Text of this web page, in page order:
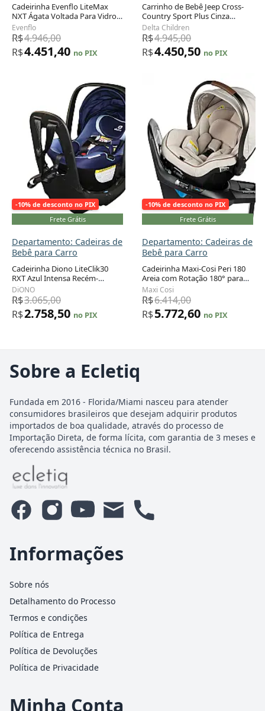
Cadeirinha Evenflo LiteMax
NXT Ágata Voltada Para Vidro
Traseiro com Tecnologia
SensorySoothe 1,4 a 13,6 kg
Evenflo
R$4.946,00
R$4.451,40 no PIX
Carrinho de Bebê Jeep Cross-
Country Sport Plus Cinza
Galáxia 3 Rodas Corrida até
20,4 kg
Delta Children
R$4.945,00
R$4.450,50 no PIX
-10% de desconto no PIX
Frete Grátis
Departamento: Cadeiras de
Bebê para Carro
Cadeirinha Diono LiteClik30
RXT Azul Intensa Recém-
nascido a 13,6 kg com Barra
Antirrotação
Adicionar ao carrinho
DiONO
R$3.065,00
R$2.758,50 no PIX
-10% de desconto no PIX
Frete Grátis
Departamento: Cadeiras de
Bebê para Carro
Cadeirinha Maxi-Cosi Peri 180
Areia com Rotação 180° para
Bebê de 1,8 a 13,6 kg
Adicionar ao carrinho
Maxi Cosi
R$6.414,00
R$5.772,60 no PIX
Sobre a Ecletiq
Fundada em 2016 - Florida/Miami nasceu para atender
consumidores brasileiros que desejam adquirir produtos
importados de boa qualidade, através do processo de
Importação Direta, de forma lícita, com garantia de 3 meses e
oferecendo assistência técnica no Brasil.
Informações
Sobre nós
Detalhamento do Processo
Termos e condições
Política de Entrega
Política de Devoluções
Política de Privacidade
Minha Conta